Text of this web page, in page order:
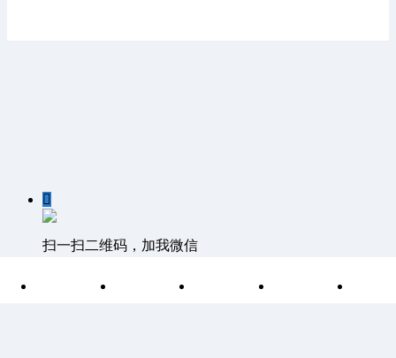

扫一扫二维码，加我微信